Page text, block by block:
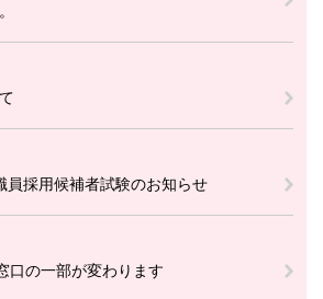
員採用候補者試験のお知らせ
口の一部が変わります